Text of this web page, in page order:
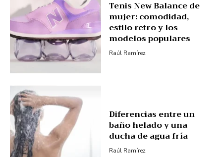
Tenis New Balance de
mujer: comodidad,
estilo retro y los
modelos populares
Raúl Ramírez
Diferencias entre un
baño helado y una
ducha de agua fría
Raúl Ramírez